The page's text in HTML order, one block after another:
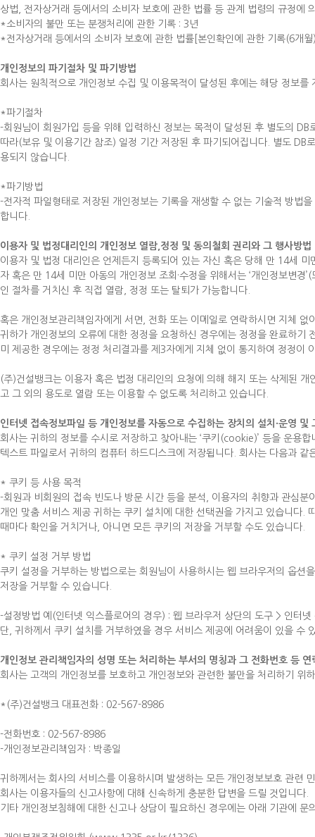
상법, 전자상거래 등에서의 소비자 보호에 관한 법률 등 관계 법령의 규정에
*소비자의 불만 또는 분쟁처리에 관한 기록 : 3년
*전자상거래 등에서의 소비자 보호에 관한 법률[본인확인에 관한 기록(6개
개인정보의 파기절차 및 파기방법
회사는 원칙적으로 개인정보 수집 및 이용목적이 달성된 후에는 해당 정보
*파기절차
-회원님이 회원가입 등을 위해 입력하신 정보는 목적이 달성된 후 별도의
따라(보유 및 이용기간 참조) 일정 기간 저장된 후 파기되어집니다. 별도
용되지 않습니다.
*파기방법
-전자적 파일형태로 저장된 개인정보는 기록을 재생할 수 없는 기술적 방법
합니다.
이용자 및 법정대리인의 개인정보 열람,정정 및 동의철회 권리와 그 행사방법
이용자 및 법정 대리인은 언제든지 등록되어 있는 자신 혹은 당해 만 14세
자 혹은 만 14세 미만 아동의 개인정보 조회·수정을 위해서는 ‘개인정보변경
인 절차를 거치신 후 직접 열람, 정정 또는 탈퇴가 가능합니다.
혹은 개인정보관리책임자에게 서면, 전화 또는 이메일로 연락하시면 지체 없
귀하가 개인정보의 오류에 대한 정정을 요청하신 경우에는 정정을 완료하
미 제공한 경우에는 정정 처리결과를 제3자에게 지체 없이 통지하여 정정이
(주)건설뱅크는 이용자 혹은 법정 대리인의 요청에 의해 해지 또는 삭제된
고 그 외의 용도로 열람 또는 이용할 수 없도록 처리하고 있습니다.
인터넷 접속정보파일 등 개인정보를 자동으로 수집하는 장치의 설치·운영 및
회사는 귀하의 정보를 수시로 저장하고 찾아내는 ‘쿠키(cookie)’ 등을 운용
텍스트 파일로서 귀하의 컴퓨터 하드디스크에 저장됩니다. 회사는 다음과 같
* 쿠키 등 사용 목적
-회원과 비회원의 접속 빈도나 방문 시간 등을 분석, 이용자의 취향과 관심
개인 맞춤 서비스 제공 귀하는 쿠키 설치에 대한 선택권을 가지고 있습니다.
때마다 확인을 거치거나, 아니면 모든 쿠키의 저장을 거부할 수도 있습니다.
* 쿠키 설정 거부 방법
쿠키 설정을 거부하는 방법으로는 회원님이 사용하시는 웹 브라우저의 옵
저장을 거부할 수 있습니다.
-설정방법 예(인터넷 익스플로어의 경우) : 웹 브라우저 상단의 도구 > 인터넷
단, 귀하께서 쿠키 설치를 거부하였을 경우 서비스 제공에 어려움이 있을 수
개인정보 관리책임자의 성명 또는 처리하는 부서의 명칭과 그 전화번호 등 연
회사는 고객의 개인정보를 보호하고 개인정보와 관련한 불만을 처리하기 위
*(주)건설뱅크 대표전화 : 02-567-8986
-전화번호 : 02-567-8986
-개인정보관리책임자 : 박종일
귀하께서는 회사의 서비스를 이용하시며 발생하는 모든 개인정보보호 관련
회사는 이용자들의 신고사항에 대해 신속하게 충분한 답변을 드릴 것입니다.
기타 개인정보침해에 대한 신고나 상담이 필요하신 경우에는 아래 기관에 문